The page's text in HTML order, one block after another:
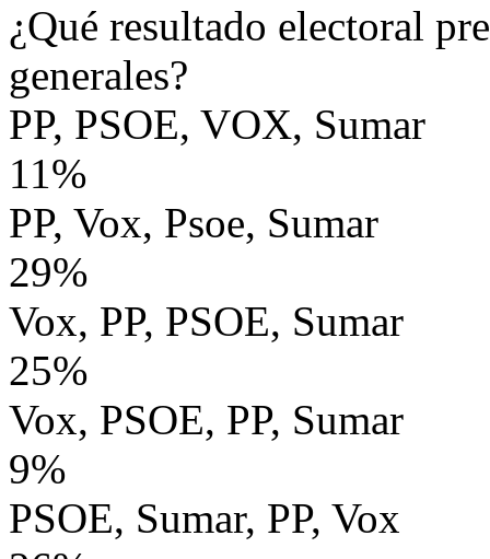
¿Qué resultado electoral
generales?
PP, PSOE, VOX, Sumar
11%
PP, Vox, Psoe, Sumar
29%
Vox, PP, PSOE, Sumar
25%
Vox, PSOE, PP, Sumar
9%
PSOE, Sumar, PP, Vox